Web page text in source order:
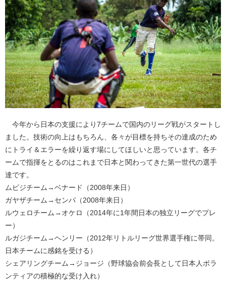
今年から日本の支援により7チームで国内のリーグ戦がスタートし
ました。技術の向上はもちろん、各々が目標を持ちその達成のため
にトライ＆エラーを繰り返す場にしてほしいと思っています。各チ
ームで指揮をとるのはこれまで日本と関わってきた第一世代の選手
達です。
ムピジチーム→ベナード（2008年来日）
ガヤザチーム→センパ（2008年来日）
ルウェロチーム→オケロ（2014年に1年間日本の独立リーグでプレ
ー）
ルガジチーム→ヘンリー（2012年リトルリーグ世界選手権に帯同。
日本チームに感銘を受ける）
シェアリングチーム→ジョージ（野球協会前会長として日本人ボラ
ンティアの積極的な受け入れ）